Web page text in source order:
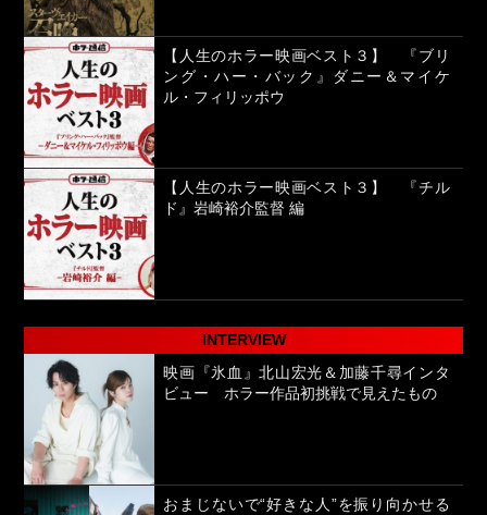
【人生のホラー映画ベスト３】 『ブリ
ング・ハー・バック』ダニー＆マイケ
ル・フィリッポウ
【人生のホラー映画ベスト３】 『チル
ド』岩崎裕介監督 編
INTERVIEW
映画『氷血』北山宏光＆加藤千尋インタ
ビュー ホラー作品初挑戦で見えたもの
おまじないで“好きな人”を振り向かせる